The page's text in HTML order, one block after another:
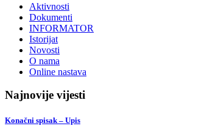
Aktivnosti
Dokumenti
INFORMATOR
Istorijat
Novosti
O nama
Online nastava
Najnovije vijesti
Konačni spisak – Upis